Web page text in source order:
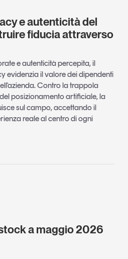
e autenticità del
fiducia attraverso
e autenticità percepita, il
evidenzia il valore dei dipendenti
Contro la trappola
posizionamento artificiale, la
sul campo, accettando il
reale al centro di ogni
a maggio 2026